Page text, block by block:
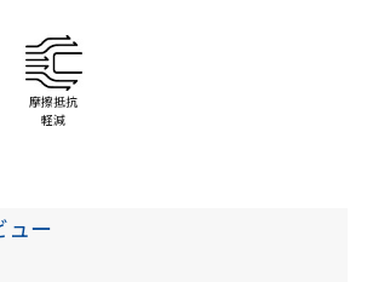
摩擦抵抗
軽減
ュー